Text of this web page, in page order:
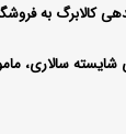
کالابرگ به
شایسته سالاری،